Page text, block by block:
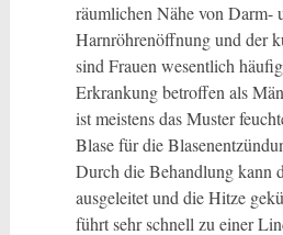
räumlichen Nähe von Darm-
Harnröhrenöffnung und der
sind Frauen wesentlich
Erkrankung betroffen als
ist meistens das Muster
Blase für die
Durch die Behandlung kann
ausgeleitet und die Hitze
führt sehr schnell zu einer